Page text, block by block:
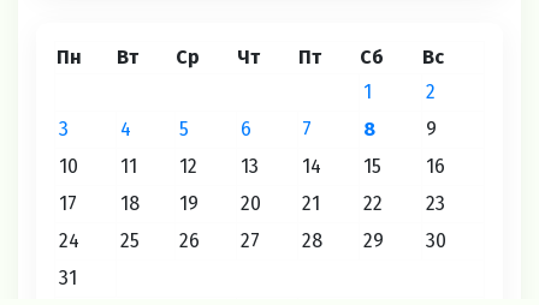
Пн Вт Ср Чт Пт Сб Вс
1
2
3
4 5 6 7 8
9
10
11 12 13 14 15
16
17
18 19 20 21 22
23
24
25 26 27 28 29
30
31